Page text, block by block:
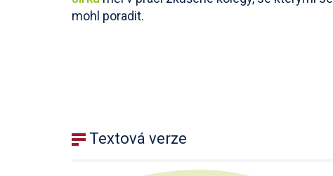
mohl poradit.
Textová verze